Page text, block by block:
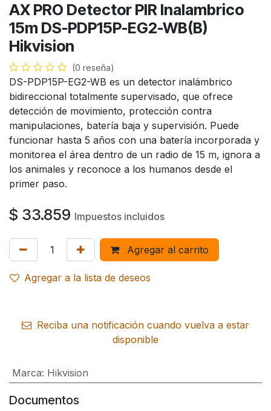
AX PRO Detector PIR Inalambrico
15m DS-PDP15P-EG2-WB(B)
Hikvision
(0 reseña)
DS-PDP15P-EG2-WB es un detector inalámbrico
bidireccional totalmente supervisado, que ofrece
detección de movimiento, protección contra
manipulaciones, batería baja y supervisión. Puede
funcionar hasta 5 años con una batería incorporada y
monitorea el área dentro de un radio de 15 m, ignora a
los animales y reconoce a los humanos desde el
primer paso.
$ 33.859 Impuestos incluidos
Agregar al carrito
Agregar a la lista de deseos
Reciba una notificación cuando vuelva a estar
disponible
Marca: Hikvision
Documentos